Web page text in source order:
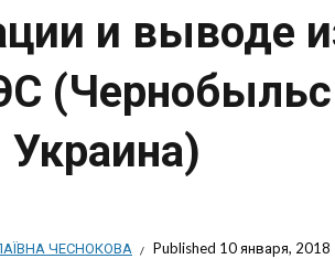
и выводе
Украина)
ЧЕСНОКОВА Published 10 января, 2018